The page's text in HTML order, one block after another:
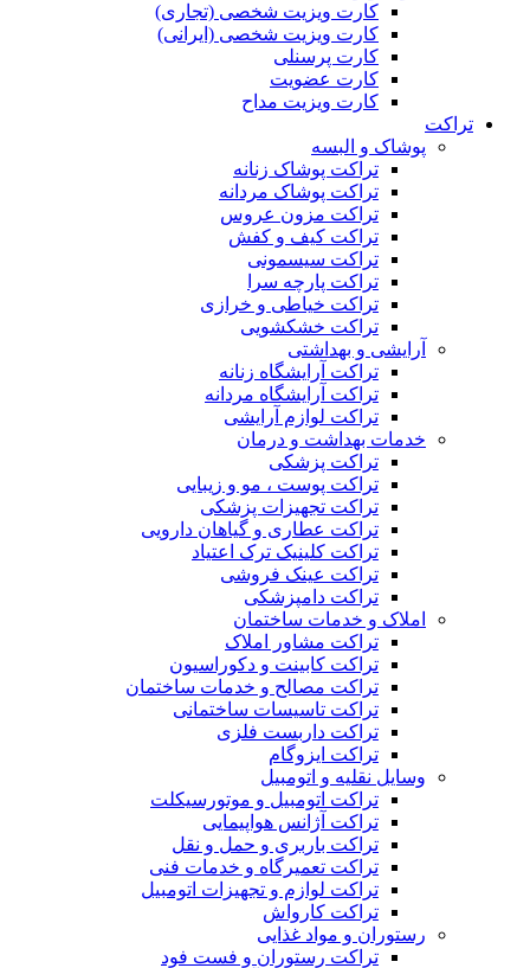
کارت ویزیت شخصی (تجاری)
کارت ویزیت شخصی (ایرانی)
کارت پرسنلی
کارت عضویت
کارت ویزیت مداح
تراکت
پوشاک و البسه
تراکت پوشاک زنانه
تراکت پوشاک مردانه
تراکت مزون عروس
تراکت کیف و کفش
تراکت سیسمونی
تراکت پارچه سرا
تراکت خیاطی و خرازی
تراکت خشکشویی
آرایشی و بهداشتی
تراکت آرایشگاه زنانه
تراکت آرایشگاه مردانه
تراکت لوازم آرایشی
خدمات بهداشت و درمان
تراکت پزشکی
تراکت پوست ، مو و زیبایی
تراکت تجهیزات پزشکی
تراکت عطاری و گیاهان دارویی
تراکت کلینیک ترک اعتیاد
تراکت عینک فروشی
تراکت دامپزشکی
املاک و خدمات ساختمان
تراکت مشاور املاک
تراکت کابینت و دکوراسیون
تراکت مصالح و خدمات ساختمان
تراکت تاسیسات ساختمانی
تراکت داربست فلزی
تراکت ایزوگام
وسایل نقلیه و اتومبیل
تراکت اتومبیل و موتورسیکلت
تراکت آژانس هواپیمایی
تراکت باربری و حمل و نقل
تراکت تعمیرگاه و خدمات فنی
تراکت لوازم و تجهیزات اتومبیل
تراکت کارواش
رستوران و مواد غذایی
تراکت رستوران و فست فود